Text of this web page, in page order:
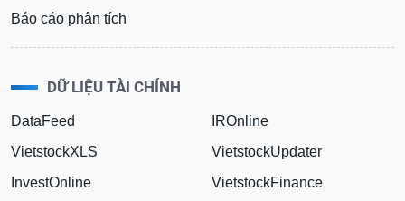
Báo cáo phân tích
DỮ LIỆU TÀI CHÍNH
DataFeed
VietstockXLS
InvestOnline
IROnline
VietstockUpdater
VietstockFinance